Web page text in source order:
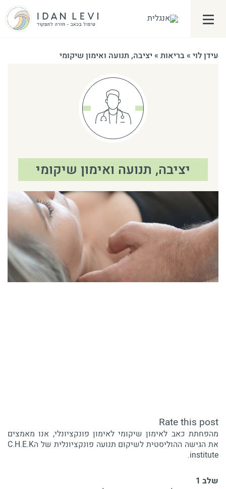
עידן לוי »בריאות » יציבה, תנועה ואימון שיקומי
יציבה, תנועה ואימון שיקומי
Rate this post
מהפחתת כאב לאימון שיקומי לאימון פונקציונלי, אנו מאמצים
את הגישה ההוליסטית לשיקום תנועה פונקציונלית של הC.H.E.K
institute.
שלב 1
פתח\סגור תפריט צד